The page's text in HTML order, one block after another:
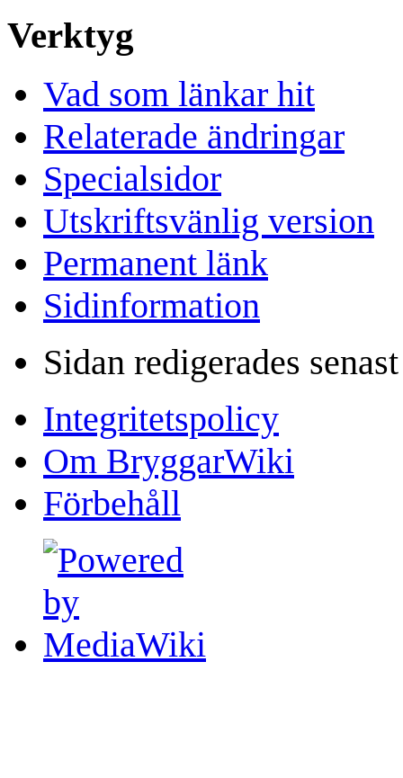
Verktyg
Vad som länkar hit
Relaterade ändringar
Specialsidor
Utskriftsvänlig version
Permanent länk
Sidinformation
Sidan redigerades
Integritetspolicy
Om BryggarWiki
Förbehåll